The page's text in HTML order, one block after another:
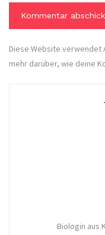
Diese Website verwendet
mehr darüber, wie deine
Biologin aus